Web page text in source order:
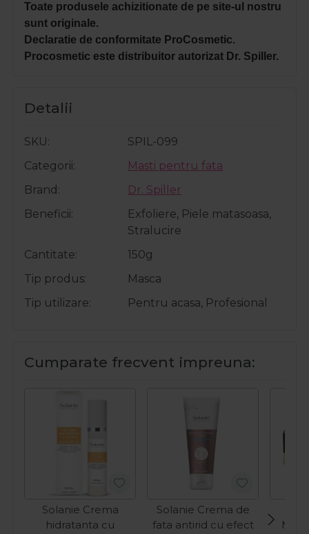
Toate produsele achizitionate de pe site-ul nostru
sunt originale.
Declaratie de conformitate ProCosmetic.
Procosmetic este distribuitor autorizat Dr. Spiller.
Detalii
SKU
SPIL-099
Categorii
Masti pentru fata
Brand
Dr. Spiller
Beneficii
Exfoliere, Piele matasoasa,
Stralucire
Cantitate
150g
Tip produs
Masca
Tip utilizare
Pentru acasa, Profesional
Cumparate frecvent impreuna:
Solanie Crema
hidratanta cu
Solanie Crema de
fata antirid cu efect